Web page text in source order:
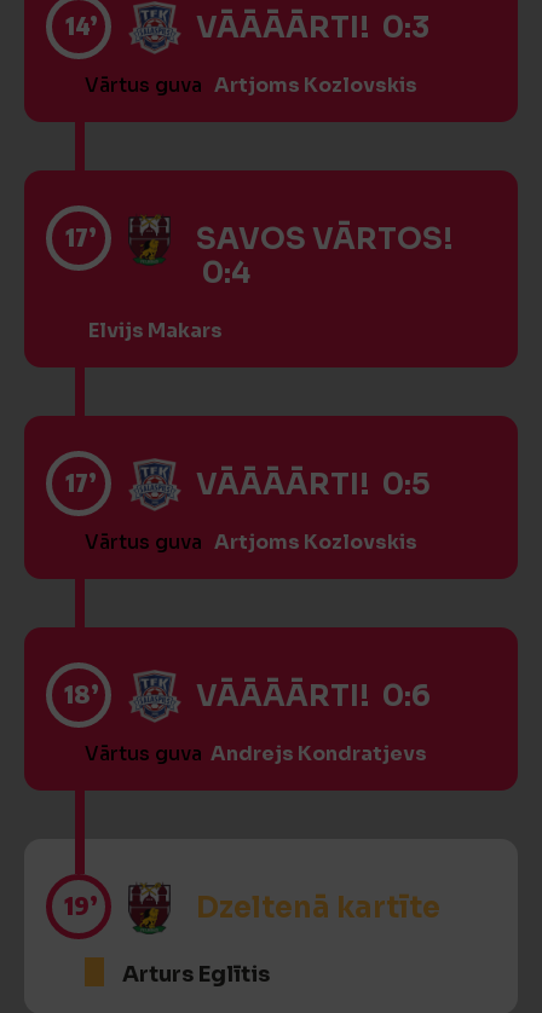
14’ VĀĀĀĀRTI! 0:3
Vārtus guva Artjoms Kozlovskis
17’
SAVOS VĀRTOS!
0:4
Elvijs Makars
17’ VĀĀĀĀRTI! 0:5
Vārtus guva Artjoms Kozlovskis
18’ VĀĀĀĀRTI! 0:6
Vārtus guva Andrejs Kondratjevs
19’ Dzeltenā kartīte
Arturs Eglītis